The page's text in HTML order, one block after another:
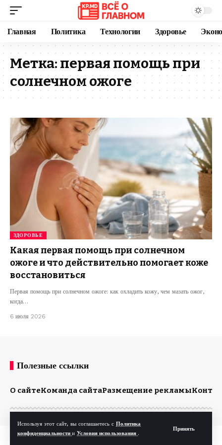
Используя этот сайт, вы соглашаетесь с Политика
конфиденциальности и Условия использования .
Принять
Главная Политика Технологии Здоровье
Метка: первая помощь при
солнечном ожоге
ЗДОРОВЬЕ
Какая первая помощь при солнечном
ожоге и что действительно помогает коже
восстановиться
Первая помощь при солнечном ожоге: как охладить кожу, чем мазать ожог,
когда…
6 июля 2026
Полезные ссылки
О сайтеКоманда сайтаРазмещение рекламы
© Kp.md. Все права защищены.